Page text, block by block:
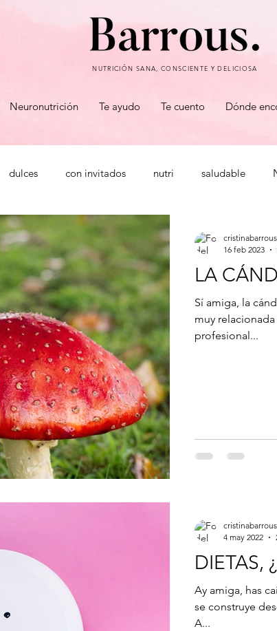
NUTRICIÓN SANA, CONSCIENTE Y DELICIOSA
Neuronutrición Te ayudo Te cuento Dónde
dulces con invitados nutri saludable
cenas sueño hidratos
suplementación hambre emocional rigidez
LA
Sí amiga, la
muy
profesional...
cristinabarrous
16 feb 2023
DIETAS,
Ay amiga, has
se construye
A...
cristinabarrous
4 may 2022